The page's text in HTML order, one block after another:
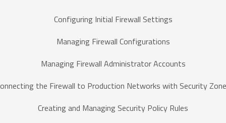
Configuring Initial Firewall Settings
Managing Firewall Configurations
Managing Firewall Administrator Accounts
the Firewall to Production Networks with Security
Creating and Managing Security Policy Rules